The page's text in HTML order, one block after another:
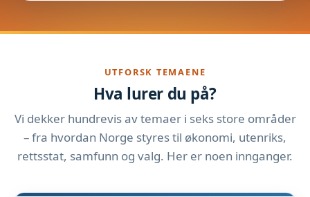
UTFORSK TEMAENE
Hva lurer du på?
Vi dekker hundrevis av temaer i seks store områder
– fra hvordan Norge styres til økonomi, utenriks,
rettsstat, samfunn og valg. Her er noen innganger.